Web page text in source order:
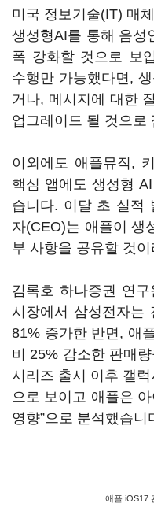
미국 정보기술(IT) 매
생성형AI를 통해 음성
폭 강화할 것으로 보
수행만 가능했다면,
거나, 메시지에 대한
업그레이드 될 것으로
이외에도 애플뮤직,
핵심 앱에도 생성형
습니다. 이달 초 실적
자(CEO)는 애플이 생
부 사항을 공유할 것
김록호 하나증권 연
시장에서 삼성전자는
81% 증가한 반면, 애
비 25% 감소한 판매
시리즈 출시 이후 갤
으로 보이고 애플은
영향”으로 분석했습니
애플 iOS17